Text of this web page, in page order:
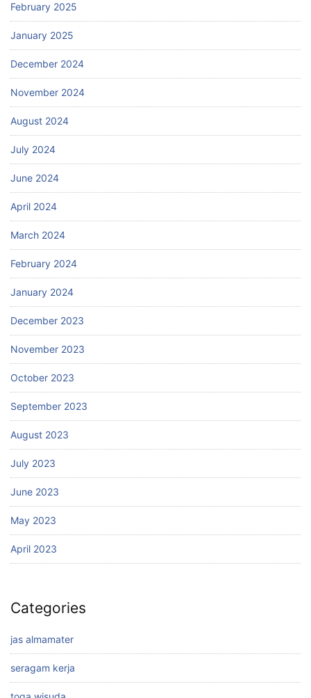
February 2025
January 2025
December 2024
November 2024
August 2024
July 2024
June 2024
April 2024
March 2024
February 2024
January 2024
December 2023
November 2023
October 2023
September 2023
August 2023
July 2023
June 2023
May 2023
April 2023
Categories
jas almamater
seragam kerja